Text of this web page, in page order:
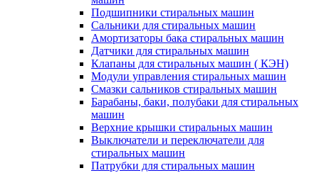
Подшипники стиральных машин
Сальники для стиральных машин
Амортизаторы бака стиральных машин
Датчики для стиральных машин
Клапаны для стиральных машин ( КЭН)
Модули управления стиральных машин
Смазки сальников стиральных машин
Барабаны, баки, полубаки для стиральных
машин
Верхние крышки стиральных машин
Выключатели и переключатели для
стиральных машин
Патрубки для стиральных машин